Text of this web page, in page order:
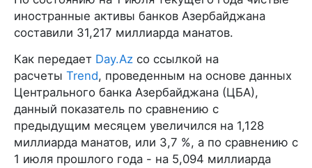
иностранные активы банков Азербайджана
составили 31,217 миллиарда манатов.
Как передает Day.Az со ссылкой на
расчеты Trend, проведенным на основе данных
Центрального банка Азербайджана (ЦБА),
данный показатель по сравнению с
предыдущим месяцем увеличился на 1,128
миллиарда манатов, или 3,7 %, а по сравнению с
1 июля прошлого года - на 5,094 миллиарда